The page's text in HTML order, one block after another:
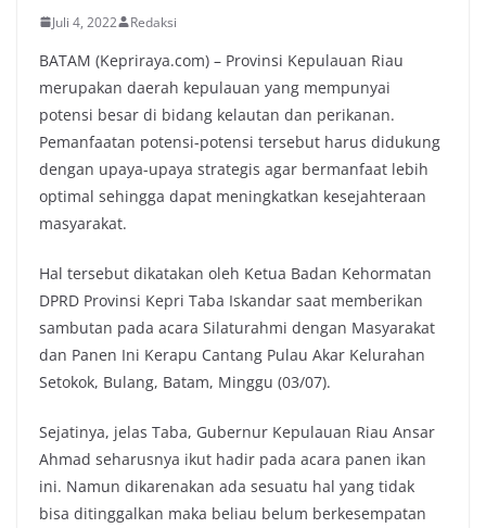
Juli 4, 2022 Redaksi
BATAM (Kepriraya.com) – Provinsi Kepulauan Riau
merupakan daerah kepulauan yang mempunyai
potensi besar di bidang kelautan dan perikanan.
Pemanfaatan potensi-potensi tersebut harus didukung
dengan upaya-upaya strategis agar bermanfaat lebih
optimal sehingga dapat meningkatkan kesejahteraan
masyarakat.
Hal tersebut dikatakan oleh Ketua Badan Kehormatan
DPRD Provinsi Kepri Taba Iskandar saat memberikan
sambutan pada acara Silaturahmi dengan Masyarakat
dan Panen Ini Kerapu Cantang Pulau Akar Kelurahan
Setokok, Bulang, Batam, Minggu (03/07).
Sejatinya, jelas Taba, Gubernur Kepulauan Riau Ansar
Ahmad seharusnya ikut hadir pada acara panen ikan
ini. Namun dikarenakan ada sesuatu hal yang tidak
bisa ditinggalkan maka beliau belum berkesempatan